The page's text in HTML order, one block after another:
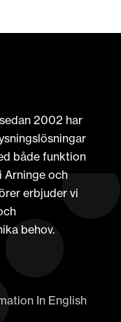
2002 har
både funktion
Arninge och
erbjuder vi
behov.
In English